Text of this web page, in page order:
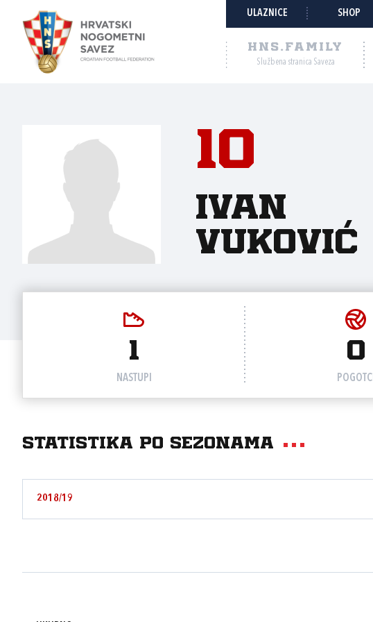
ULAZNICE SHOP
HNS.FAMILY
Službena stranica Saveza
10
Ivan
Vuković
1
NASTUPI
0
POGOTCI
Statistika po sezonama
2018/19